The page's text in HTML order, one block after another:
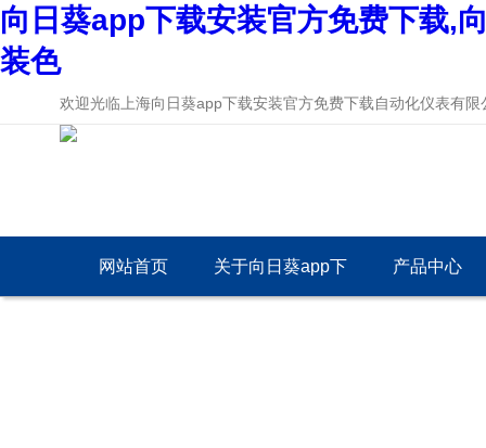
向日葵app下载安装官方免费下载,
装色
欢迎光临上海向日葵app下载安装官方免费下载自动化仪表有限公
网站首页 关于向日葵app下 产品中心